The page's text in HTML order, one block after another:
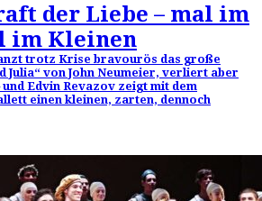
der Liebe – mal im
im Kleinen
trotz Krise bravourös das große
Julia“ von John Neumeier, verliert aber
Edvin Revazov zeigt mit dem
einen kleinen, zarten, dennoch